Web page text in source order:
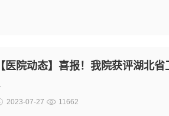
【医院动态】喜报！我院获评湖北
2023-07-27 11662